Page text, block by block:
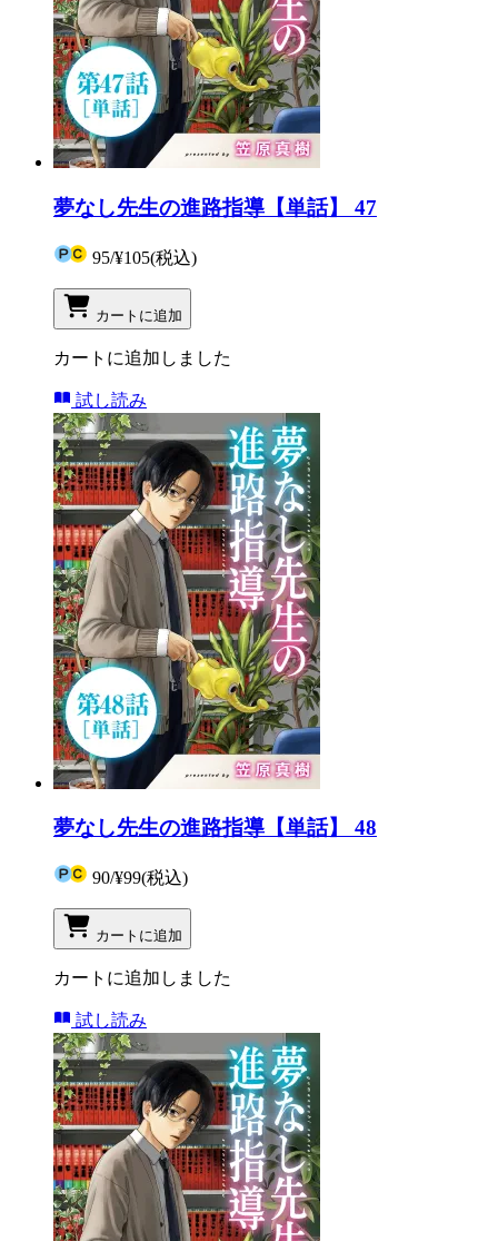
夢なし先生の進路指導【単話】 47
95/¥105(税込)
カートに追加
カートに追加しました
試し読み
夢なし先生の進路指導【単話】 48
90/¥99(税込)
カートに追加
カートに追加しました
試し読み